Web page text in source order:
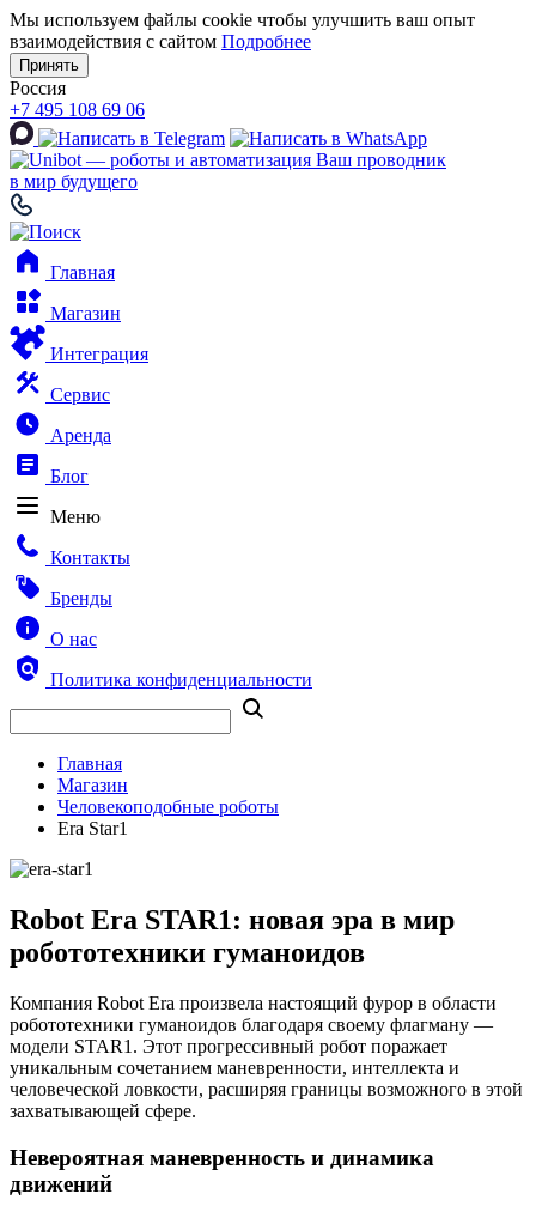
Мы используем файлы cookie чтобы улучшить ваш опыт
взаимодействия с сайтом Подробнее
Принять
Россия
+7 495 108 69 06
Ваш проводник
в мир будущего
Главная
Магазин
Интеграция
Сервис
Аренда
Блог
Меню
Контакты
Бренды
О нас
Политика конфиденциальности
Главная
Магазин
Человекоподобные роботы
Era Star1
Robot Era STAR1: новая эра в мир
робототехники гуманоидов
Компания Robot Era произвела настоящий фурор в области
робототехники гуманоидов благодаря своему флагману —
модели STAR1. Этот прогрессивный робот поражает
уникальным сочетанием маневренности, интеллекта и
человеческой ловкости, расширяя границы возможного в этой
захватывающей сфере.
Невероятная маневренность и динамика
движений